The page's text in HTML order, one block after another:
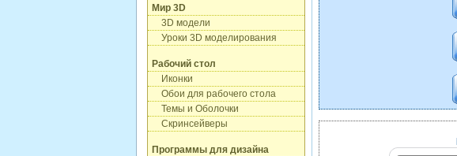
Мир 3D
3D модели
Уроки 3D моделирования
Рабочий стол
Иконки
Обои для рабочего стола
Темы и Оболочки
Скринсейверы
Программы для дизайна